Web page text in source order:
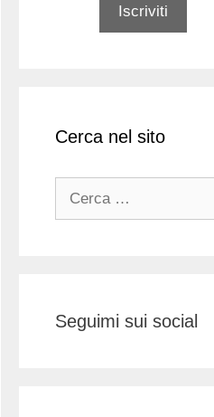
Cerca nel sito
Seguimi sui social